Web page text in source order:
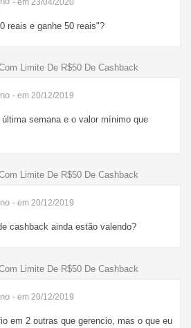
reais e ganhe 50 reais"?
Limite De R$50 De Cashback
- em 20/12/2019
semana e o valor mínimo que
Limite De R$50 De Cashback
- em 20/12/2019
cashback ainda estão valendo?
Limite De R$50 De Cashback
- em 20/12/2019
em 2 outras que gerencio, mas o que eu